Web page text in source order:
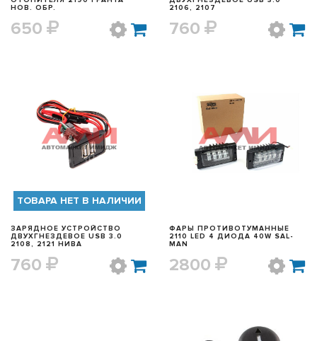
НОВ. ОБР.
650
2106, 2107
760
БЫСТРЫЙ ПРОСМОТР
ТОВАРА НЕТ В НАЛИЧИИ
ЗАРЯДНОЕ УСТРОЙСТВО
ДВУХГНЕЗДЕВОЕ USB 3.0
2108, 2121 НИВА
760
БЫСТРЫЙ ПРОСМОТР
ФАРЫ ПРОТИВОТУМАННЫЕ
2110 LED 4 ДИОДА 40W SAL-
MAN
2800